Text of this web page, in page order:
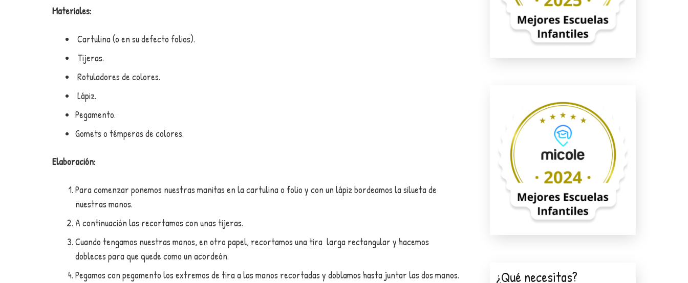
Materiales:
Cartulina (o en su defecto folios).
Tijeras.
Rotuladores de colores.
Lápiz.
Pegamento.
Gomets o témperas de colores.
Elaboración:
Para comenzar ponemos nuestras manitas en la cartulina o folio y con un lápiz bordeamos la silueta de
nuestras manos.
A continuación las recortamos con unas tijeras.
Cuando tengamos nuestras manos, en otro papel, recortamos una tira larga rectangular y hacemos
dobleces para que quede como un acordeón.
Pegamos con pegamento los extremos de tira a las manos recortadas y doblamos hasta juntar las dos manos.
¿Qué necesitas?